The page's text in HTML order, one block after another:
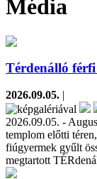
Média
Térdenálló
2026.09.05. |
2026.09.05. -
templom előtti
fiúgyermek gyűlt
megtartott